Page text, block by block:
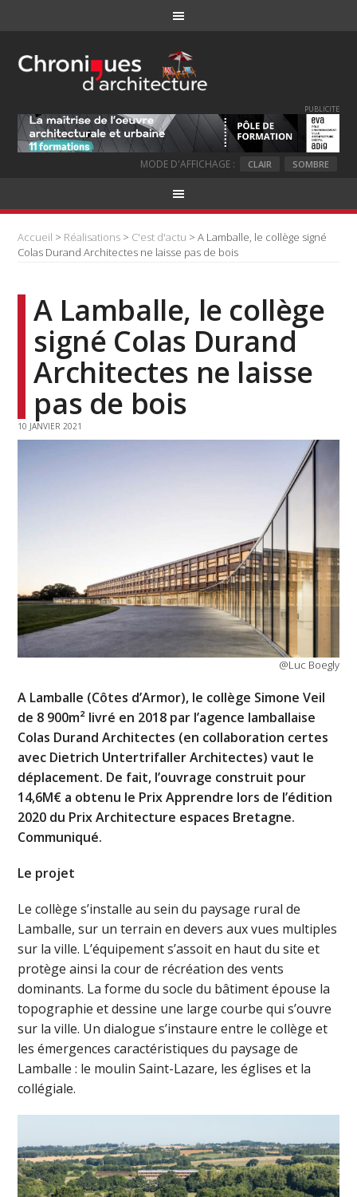
PUBLICITE
MODE D'AFFICHAGE : CLAIR SOMBRE
Accueil > Réalisations > C'est d'actu > A Lamballe, le collège signé
Colas Durand Architectes ne laisse pas de bois
A Lamballe, le collège
signé Colas Durand
Architectes ne laisse
pas de bois
10 JANVIER 2021
@Luc Boegly
A Lamballe (Côtes d’Armor), le collège Simone Veil
de 8 900m² livré en 2018 par l’agence lamballaise
Colas Durand Architectes (en collaboration certes
avec Dietrich Untertrifaller Architectes) vaut le
déplacement. De fait, l’ouvrage construit pour
14,6M€ a obtenu le Prix Apprendre lors de l’édition
2020 du Prix Architecture espaces Bretagne.
Communiqué.
Le projet
Le collège s’installe au sein du paysage rural de
Lamballe, sur un terrain en devers aux vues multiples
sur la ville. L’équipement s’assoit en haut du site et
protège ainsi la cour de récréation des vents
dominants. La forme du socle du bâtiment épouse la
topographie et dessine une large courbe qui s’ouvre
sur la ville. Un dialogue s’instaure entre le collège et
les émergences caractéristiques du paysage de
Lamballe : le moulin Saint-Lazare, les églises et la
collégiale.